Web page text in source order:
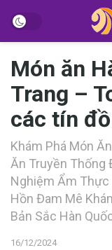
Món ăn
Trang –
các tín
Khám Phá Món
Ăn Truyền Thống
Nghiệm Ẩm Thực
Hồn Đam Mê
Bản Sắc Hàn
16/12/2024